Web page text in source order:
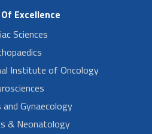
Excellence
Sciences
Institute of Oncology
Gynaecology
& Neonatology